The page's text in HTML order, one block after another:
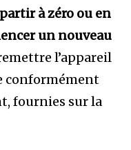
à zéro ou en
un nouveau
l’appareil
conformément
fournies sur la